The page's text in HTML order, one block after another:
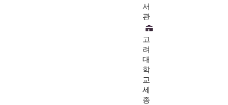
서
관
고
려
대
학
교
세
종